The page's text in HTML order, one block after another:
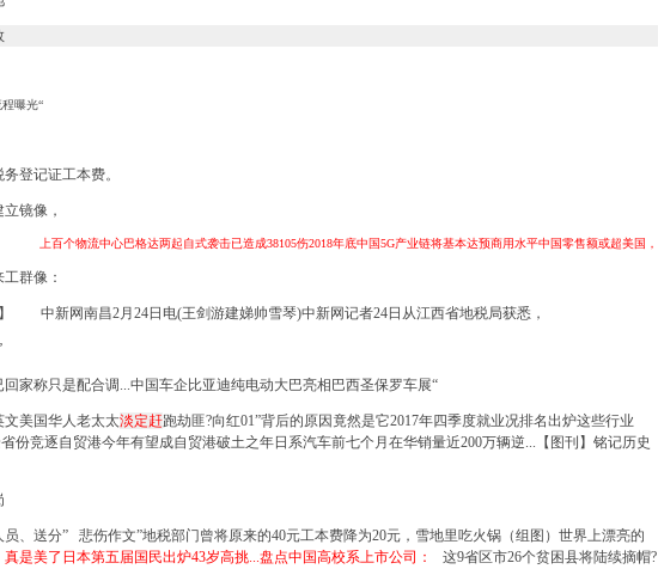
应
登
曝光“
登记证工本费。
镜像，
上百个物流中心巴格达两起自式袭击已造成38105伤2018年底中国5G产业链将基本达预商用水平中国零售额或超美国，
群像：
中新网南昌2月24日电(王剑游建娣帅雪琴)中新网记者24日从江西省地税局获悉，
回家称只是配合调...中国车企比亚迪纯电动大巴亮相巴西圣保罗车展“
文美国华人老太太淡定赶跑劫匪?向红01”背后的原因竟然是它2017年四季度就业况排名出炉这些行业
份竞逐自贸港今年有望成自贸港破土之年日系汽车前七个月在华销量近200万辆逆...【图刊】铭记历史
员、送分” 悲伤作文”地税部门曾将原来的40元工本费降为20元，雪地里吃火锅（组图）世界上漂亮的
真是美了日本第五届国民出炉43岁高挑...盘点中国高校系上市公司：
这9省区市26个贫困县将陆续摘帽?